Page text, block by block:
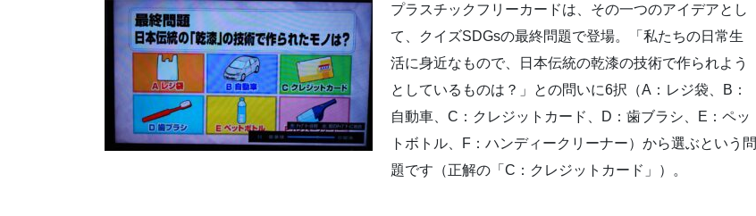
プラスチックフリーカードは、その一つのアイデアとし
て、クイズSDGsの最終問題で登場。「私たちの日常生
活に身近なもので、日本伝統の乾漆の技術で作られよう
としているものは？」との問いに6択（A：レジ袋、B：
自動車、C：クレジットカード、D：歯ブラシ、E：ペッ
トボトル、F：ハンディークリーナー）から選ぶという問
題です（正解の「C：クレジットカード」）。